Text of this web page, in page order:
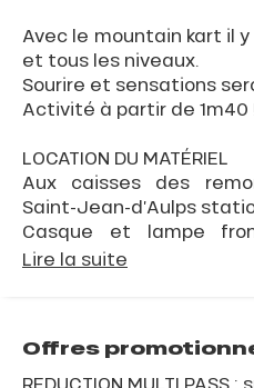
Avec le mountain kart il
et tous les niveaux.
Sourire et sensations
Activité à partir de 1m40
LOCATION DU MATÉRIEL
Aux caisses des
Saint-Jean-d’Aulps
Casque et lampe
Lire la suite
Offres